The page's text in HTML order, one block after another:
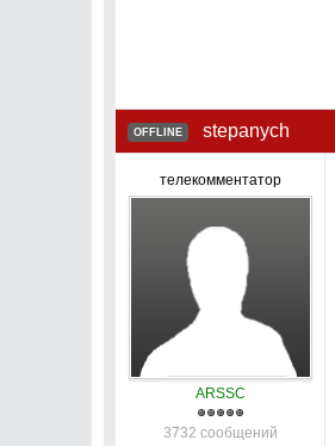
OFFLINE stepanych
телекомментатор
ARSSC
3732 сообщений